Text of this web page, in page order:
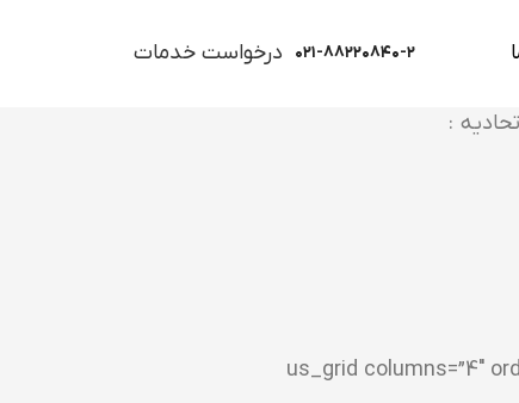
۰۲۱-۸۸۲۲۰۸۴۰-۲ درخواست خدمات
:
[us_separator][us_grid